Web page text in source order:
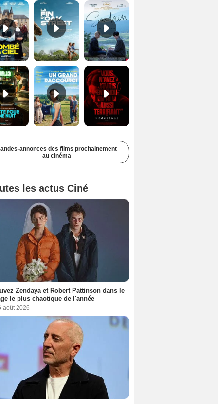
Juste pour une nuit Bande-annonce VO STFR Un grand raccourci Bande-annonce VF Undertone Bande-annonce VO STFR
annonces des films prochainement
au cinéma
les actus Ciné
Zendaya et Robert Pattinson dans le
le plus chaotique de l'année
août 2026